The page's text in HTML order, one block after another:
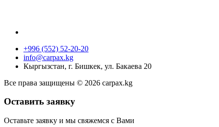
+996 (552) 52-20-20
info@carpax.kg
Кыргызстан, г. Бишкек, ул. Бакаева 20
Все права защищены © 2026 carpax.kg
Оставить заявку
Оставьте заявку и мы свяжемся с Вами